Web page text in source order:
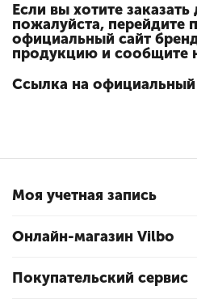
Если вы хотите
пожалуйста, перейдите
официальный сайт
продукцию и сообщите
Ссылка на официальный
Моя учетная запись
Онлайн-магазин Vilbo
Покупательский сервис